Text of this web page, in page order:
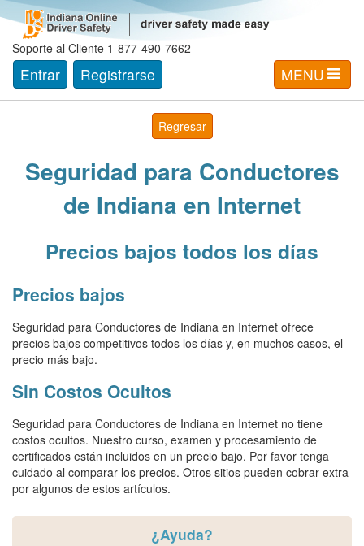
Soporte al Cliente 1-877-490-7662
Entrar Registrarse MENU
Regresar
Seguridad para Conductores
de Indiana en Internet
Precios bajos todos los días
Precios bajos
Seguridad para Conductores de Indiana en Internet ofrece
precios bajos competitivos todos los días y, en muchos casos, el
precio más bajo.
Sin Costos Ocultos
Seguridad para Conductores de Indiana en Internet no tiene
costos ocultos. Nuestro curso, examen y procesamiento de
certificados están incluidos en un precio bajo. Por favor tenga
cuidado al comparar los precios. Otros sitios pueden cobrar extra
por algunos de estos artículos.
¿Ayuda?